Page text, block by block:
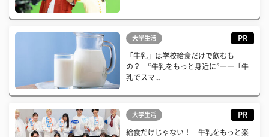
大学生活 PR
「牛乳」は学校給食だけで飲むも
の？ “牛乳をもっと身近に”――「牛
乳でスマ...
大学生活 PR
給食だけじゃない！ 牛乳をもっと楽